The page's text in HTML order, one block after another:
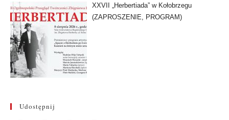
XXVII „Herbertiada” w Kołobrzegu
(ZAPROSZENIE, PROGRAM)
Udostępnij